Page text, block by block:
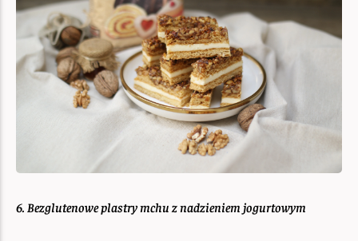
6. Bezglutenowe plastry mchu z nadzieniem jogurtowym